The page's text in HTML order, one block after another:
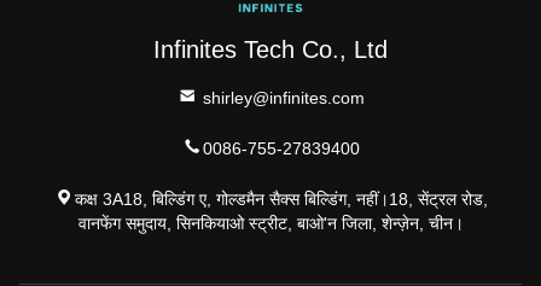
Infinites Tech Co., Ltd
shirley@infinites.com
0086-755-27839400
कक्ष 3A18, बिल्डिंग ए, गोल्डमैन सैक्स बिल्डिंग, नहीं।18, सेंट्रल रोड,
वानफेंग समुदाय, सिनकियाओ स्ट्रीट, बाओ'न जिला, शेन्ज़ेन, चीन।